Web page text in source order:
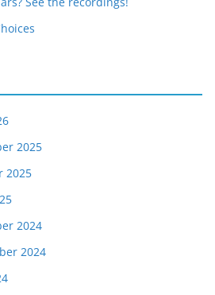
2025
2025
2024
2024